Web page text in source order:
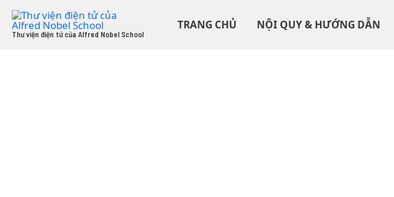
Skip
content
Thư viện điện tử của Alfred Nobel School
TRANG CHỦ NỘI QUY & HƯỚNG DẪN